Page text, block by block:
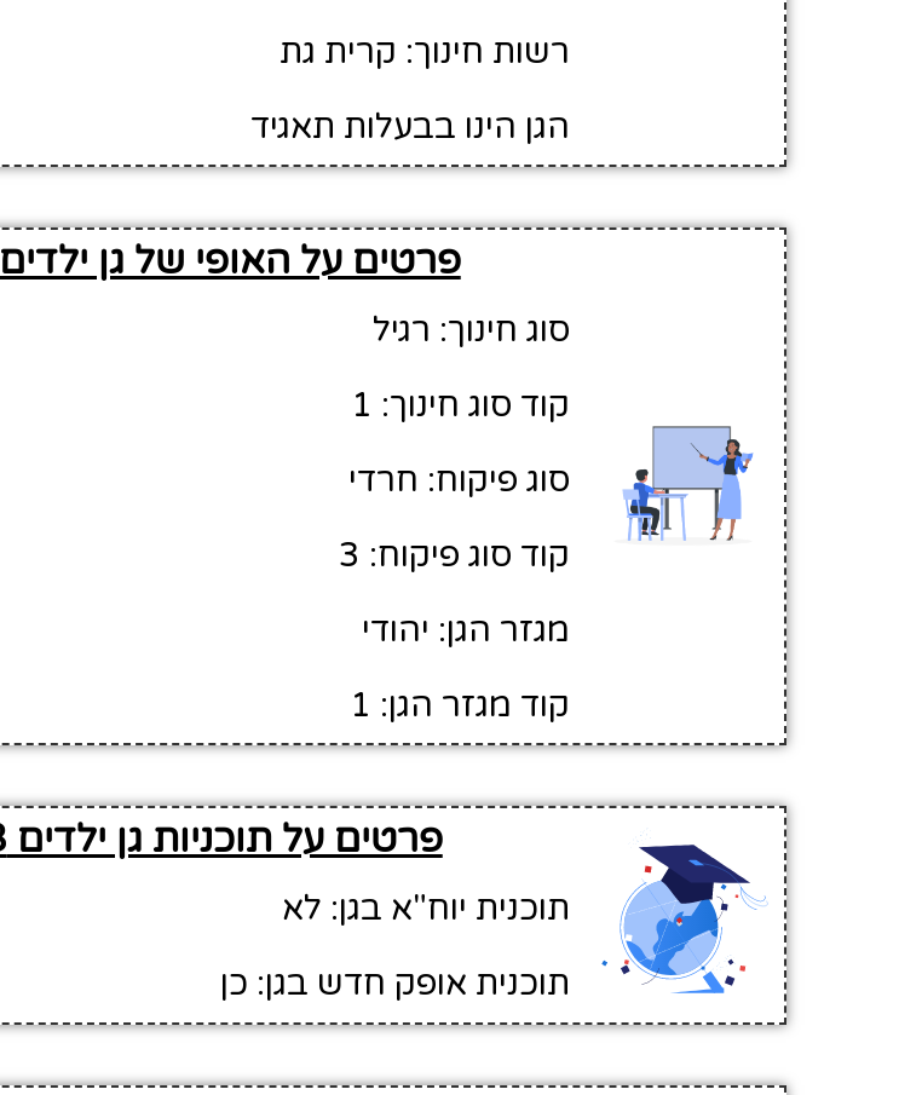
רשות חינוך: קרית גת
הגן הינו בבעלות תאגיד
פרטים על האופי של גן ילדים 03 -שערי ציון
סוג חינוך: רגיל
קוד סוג חינוך: 1
סוג פיקוח: חרדי
קוד סוג פיקוח: 3
מגזר הגן: יהודי
קוד מגזר הגן: 1
פרטים על תוכניות גן ילדים 03 -שערי ציון
תוכנית יוח"א בגן: לא
תוכנית אופק חדש בגן: כן